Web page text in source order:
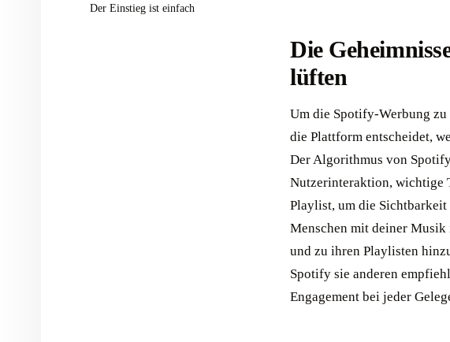
Der Einstieg ist einfach
Die
lüften
Um die Spotify-Werbung zu
die Plattform entscheidet,
Der Algorithmus von
Nutzerinteraktion, wichtige
Playlist, um die Sichtbarkeit
Menschen mit deiner Musik
und zu ihren Playlisten
Spotify sie anderen
Engagement bei jeder